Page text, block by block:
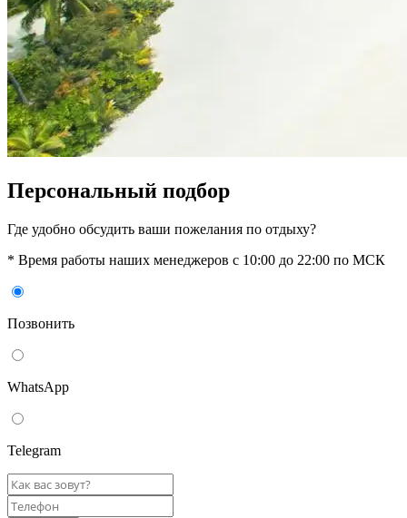
Персональный подбор
Где удобно обсудить ваши пожелания по отдыху?
* Время работы наших менеджеров с 10:00 до 22:00 по МСК
Позвонить
WhatsАpp
Telegram